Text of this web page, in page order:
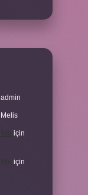
admin
Melis
için
için